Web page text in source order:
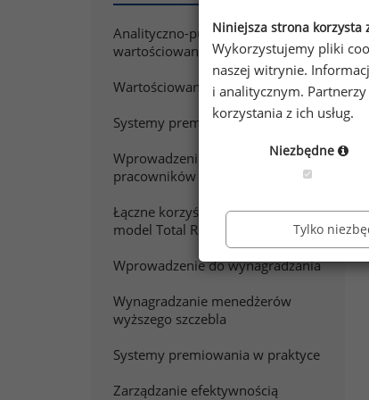
Analityczno-punktowe
wartościowanie pracy
Wartościowanie stanowisk pracy
Systemy premiowania
Wprowadzenie do wynagradzania
pracowników sprzedaży
Łączne korzyści z pracy. Polski
model Total Rewards
Wprowadzenie do wynagradzania
Wynagradzanie menedżerów
wyższego szczebla
Systemy premiowania w praktyce
Zarządzanie efektywnością
Niniejsza strona korzysta
Wykorzystujemy pliki
naszej witrynie.
i analitycznym.
korzystania z ich usług.
Niezbędne
Tylko